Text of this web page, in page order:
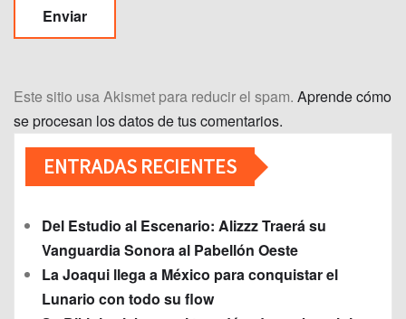
Este sitio usa Akismet para reducir el spam. Aprende cómo
se procesan los datos de tus comentarios.
ENTRADAS RECIENTES
Del Estudio al Escenario: Alizzz Traerá su
Vanguardia Sonora al Pabellón Oeste
La Joaqui llega a México para conquistar el
Lunario con todo su flow